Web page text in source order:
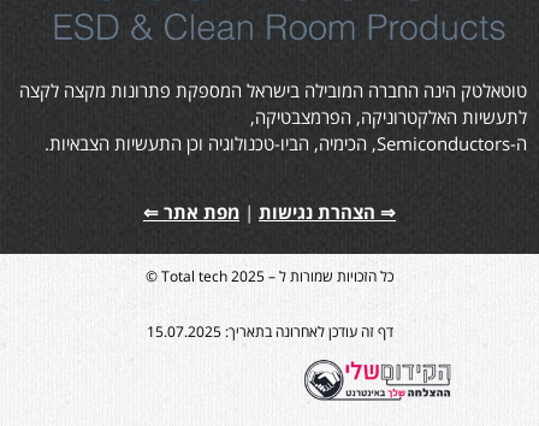
טוטאלטק הינה החברה המובילה בישראל המספקת פתרונות מקצה לקצה
לתעשיות האלקטרוניקה, הפרמצבטיקה,
ה-Semiconductors, הכימיה, הביו-טכנולוגיה וכן התעשיות הצבאיות.
⇒ הצהרת נגישות | מפת אתר ⇐
כל הזכויות שמורות ל – Total tech 2025 ©
דף זה עודכן לאחרונה בתאריך: 15.07.2025